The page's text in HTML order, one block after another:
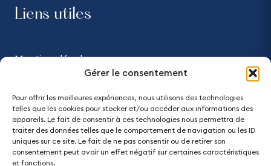
Gérer le consentement
Pour offrir les meilleures expériences, nous utilisons des technologies
telles que les cookies pour stocker et/ou accéder aux informations des
appareils. Le fait de consentir à ces technologies nous permettra de
traiter des données telles que le comportement de navigation ou les ID
uniques sur ce site. Le fait de ne pas consentir ou de retirer son
consentement peut avoir un effet négatif sur certaines caractéristiques
et fonctions.
Liens utiles
Mentions légales
Accessibilité - partiellement conforme
Plan du site